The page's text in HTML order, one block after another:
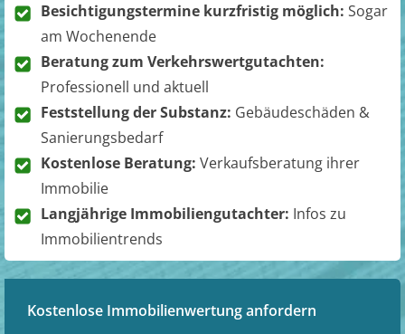
Besichtigungstermine kurzfristig möglich: Sogar
am Wochenende
Beratung zum Verkehrswertgutachten:
Professionell und aktuell
Feststellung der Substanz: Gebäudeschäden &
Sanierungsbedarf
Kostenlose Beratung: Verkaufsberatung ihrer
Immobilie
Langjährige Immobiliengutachter: Infos zu
Immobilientrends
Kostenlose Immobilienwertung anfordern